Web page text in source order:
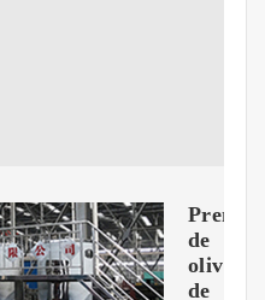
Prensas
de
oliva
de